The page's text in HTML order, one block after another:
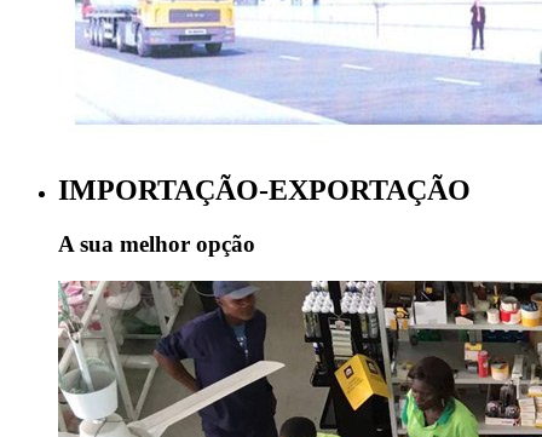
IMPORTAÇÃO-EXPORTAÇÃO
A sua melhor opção